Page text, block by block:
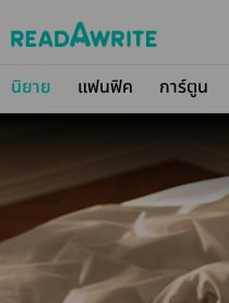
นิยาย แฟนฟิค การ์ตูน